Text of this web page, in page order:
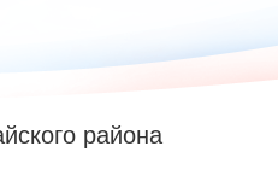
района